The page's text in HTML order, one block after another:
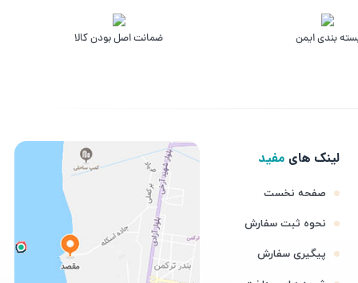
بندی ایمن ﺿﻤﺎﻧﺖ اﺻﻞ ﺑﻮدن ﮐﺎﻟﺎ
لینک های مفید
صفحه نخست
نحوه ثبت سفارش
پیگیری سفارش